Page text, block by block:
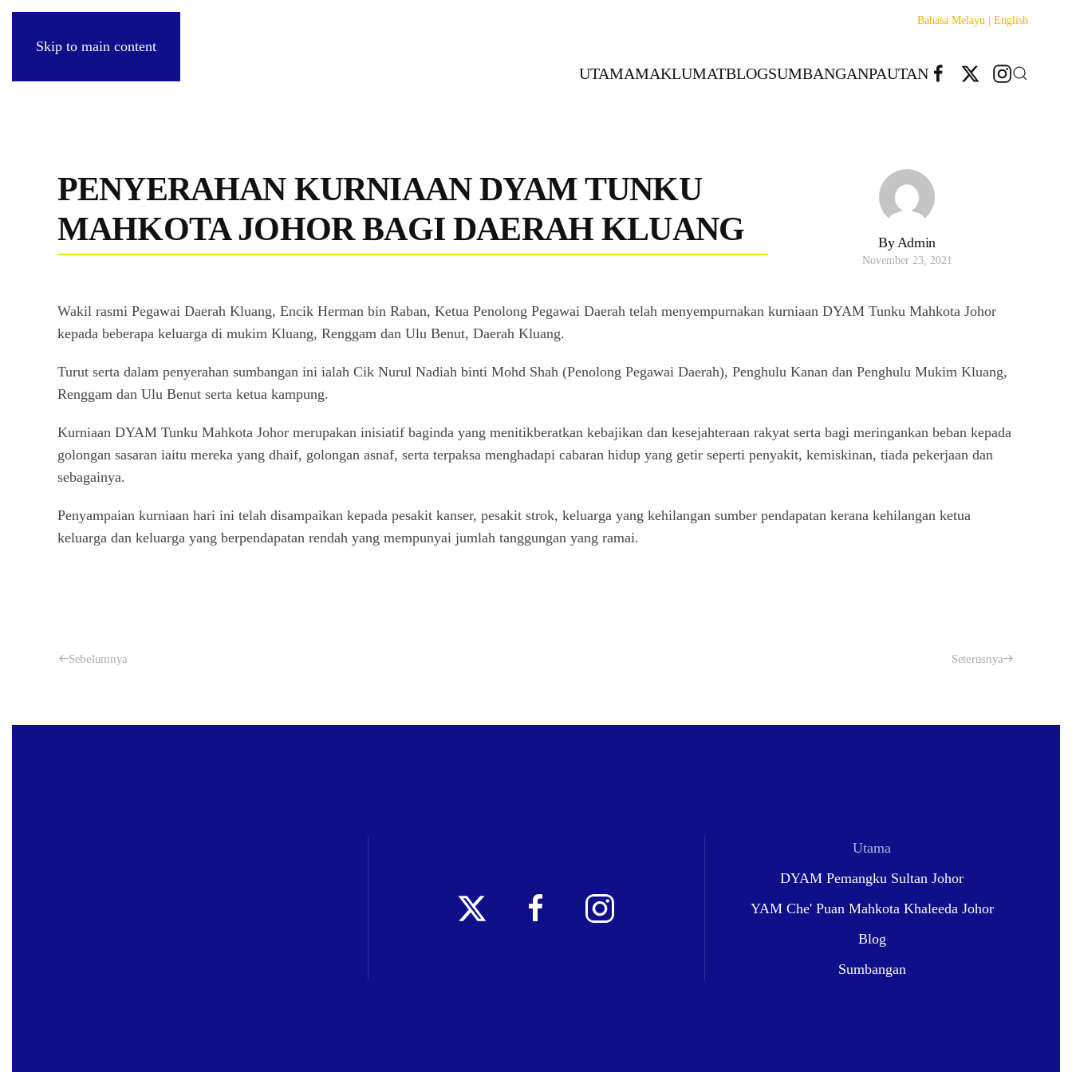
Skip to main content
Bahasa Melayu | English
UTAMAMAKLUMATBLOGSUMBANGANPAUTAN
PENYERAHAN KURNIAAN DYAM TUNKU
MAHKOTA JOHOR BAGI DAERAH KLUANG
By Admin
November 23, 2021
Wakil rasmi Pegawai Daerah Kluang, Encik Herman bin Raban, Ketua Penolong Pegawai Daerah telah menyempurnakan kurniaan DYAM Tunku Mahkota Johor
kepada beberapa keluarga di mukim Kluang, Renggam dan Ulu Benut, Daerah Kluang.
Turut serta dalam penyerahan sumbangan ini ialah Cik Nurul Nadiah binti Mohd Shah (Penolong Pegawai Daerah), Penghulu Kanan dan Penghulu Mukim Kluang,
Renggam dan Ulu Benut serta ketua kampung.
Kurniaan DYAM Tunku Mahkota Johor merupakan inisiatif baginda yang menitikberatkan kebajikan dan kesejahteraan rakyat serta bagi meringankan beban kepada
golongan sasaran iaitu mereka yang dhaif, golongan asnaf, serta terpaksa menghadapi cabaran hidup yang getir seperti penyakit, kemiskinan, tiada pekerjaan dan
sebagainya.
Penyampaian kurniaan hari ini telah disampaikan kepada pesakit kanser, pesakit strok, keluarga yang kehilangan sumber pendapatan kerana kehilangan ketua
keluarga dan keluarga yang berpendapatan rendah yang mempunyai jumlah tanggungan yang ramai.
Sebelumnya Seterusnya
Utama
DYAM Pemangku Sultan Johor
YAM Che' Puan Mahkota Khaleeda Johor
Blog
Sumbangan